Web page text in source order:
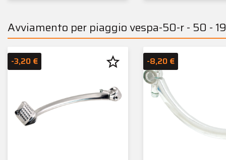
Avviamento per piaggio vespa-50-r - 50 -
-3,20 € star_border -8,20 €